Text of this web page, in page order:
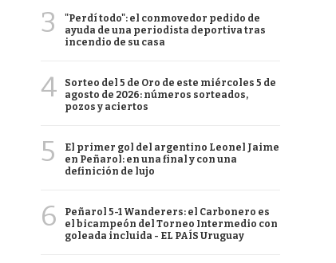
3
"Perdí todo": el conmovedor pedido de
ayuda de una periodista deportiva tras
incendio de su casa
4
Sorteo del 5 de Oro de este miércoles 5 de
agosto de 2026: números sorteados,
pozos y aciertos
5
El primer gol del argentino Leonel Jaime
en Peñarol: en una final y con una
definición de lujo
6
Peñarol 5-1 Wanderers: el Carbonero es
el bicampeón del Torneo Intermedio con
goleada incluida - EL PAÍS Uruguay